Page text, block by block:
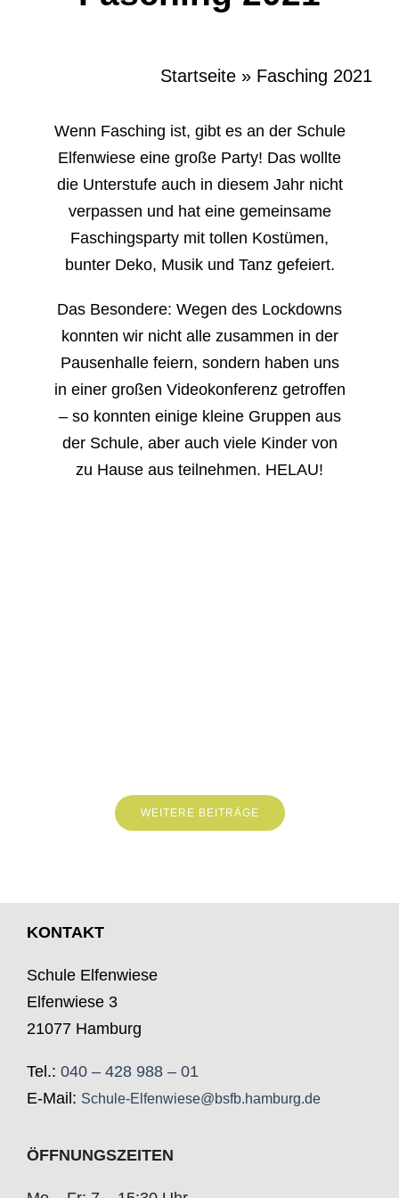
Startseite » Fasching 2021
Wenn Fasching ist, gibt es an der Schule
Elfenwiese eine große Party! Das wollte
die Unterstufe auch in diesem Jahr nicht
verpassen und hat eine gemeinsame
Faschingsparty mit tollen Kostümen,
bunter Deko, Musik und Tanz gefeiert.
Das Besondere: Wegen des Lockdowns
konnten wir nicht alle zusammen in der
Pausenhalle feiern, sondern haben uns
in einer großen Videokonferenz getroffen
– so konnten einige kleine Gruppen aus
der Schule, aber auch viele Kinder von
zu Hause aus teilnehmen. HELAU!
WEITERE BEITRÄGE
KONTAKT
Schule Elfenwiese
Elfenwiese 3
21077 Hamburg
Tel.: 040 – 428 988 – 01
E-Mail: Schule-Elfenwiese@bsfb.hamburg.de
ÖFFNUNGSZEITEN